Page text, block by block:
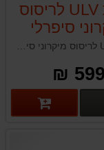
ערכת ULV לריסוס
סיפרלי
M1200
ערכת ULV לריסוס מיקרוני סיפרלי CIFARELLI M1200 תוצרת איטליה
599 ₪
פרטים נוספים